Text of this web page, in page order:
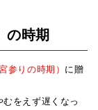
の時期
参りの時期） に贈
をえず遅くなっ